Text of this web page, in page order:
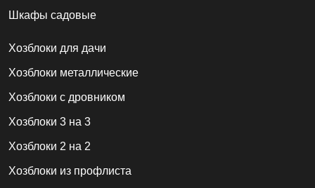
Шкафы садовые
Хозблоки для дачи
Хозблоки металлические
Хозблоки с дровником
Хозблоки 3 на 3
Хозблоки 2 на 2
Хозблоки из профлиста